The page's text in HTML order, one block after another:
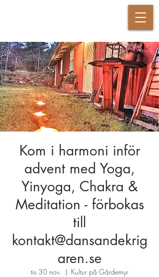
Kom i harmoni inför
advent med Yoga,
Yinyoga, Chakra &
Meditation - förbokas
till
kontakt@dansandekrig
aren.se
tis 30 nov.
  |
Kultur på Gårdemyr